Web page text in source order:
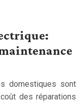
domestiques sont
des réparations